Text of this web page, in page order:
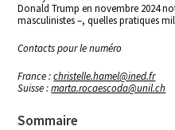
Donald Trump en novembre 2024
masculinistes –, quelles pratiques
Contacts pour le numéro
France :christelle.hamel@ined.fr
Suisse :marta.rocaescoda@unil.ch
Sommaire